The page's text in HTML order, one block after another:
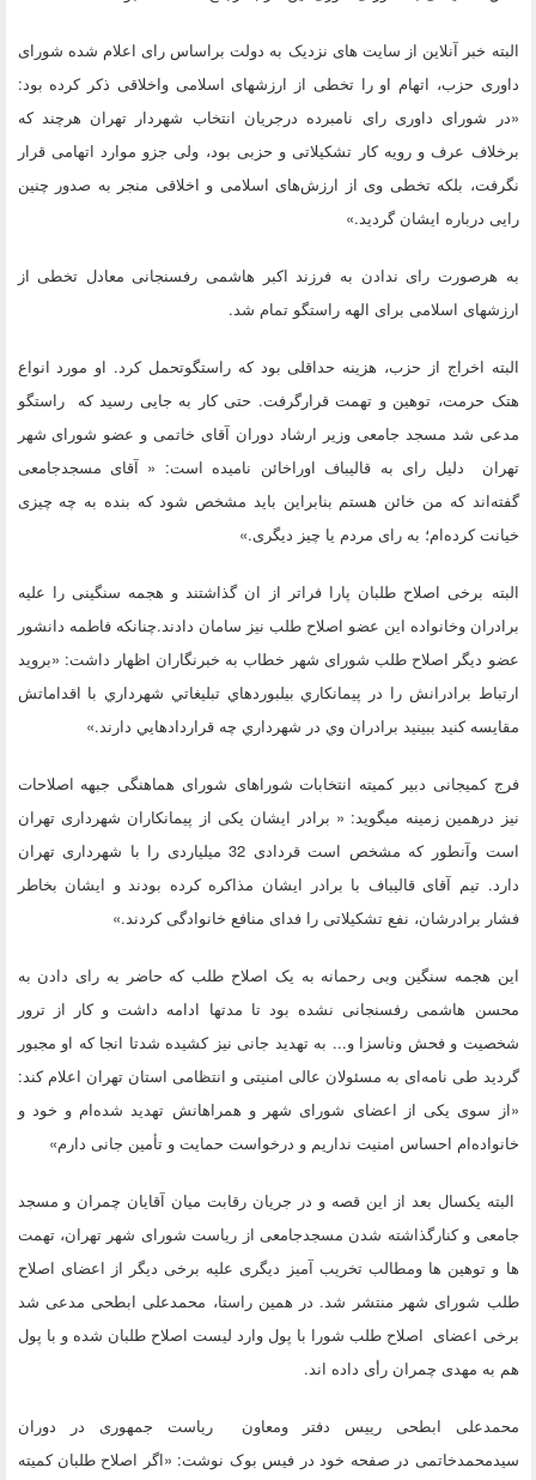
البته خبر آنلاین از سایت های نزدیک به دولت براساس رای اعلام شده شورای
داوری حزب، اتهام او را تخطی از ارزشهای اسلامی واخلاقی ذکر کرده بود:
«در شورای داوری رای نامبرده درجریان انتخاب شهردار تهران هرچند که
برخلاف عرف و رویه کار تشکیلاتی و حزبی بود، ولی جزو موارد اتهامی قرار
نگرفت، بلکه تخطی وی از ارزش‌های اسلامی و اخلاقی منجر به صدور چنین
رایی درباره ایشان گردید.»
به هرصورت رای ندادن به فرزند اکبر هاشمی رفسنجانی معادل تخطی از
ارزشهای اسلامی برای الهه راستگو تمام شد.
البته اخراج از حزب، هزینه حداقلی بود که راستگوتحمل کرد. او مورد انواع
هتک حرمت، توهین و تهمت قرارگرفت. حتی کار به جایی رسید که راستگو
مدعی شد مسجد جامعی وزیر ارشاد دوران آقای خاتمی و عضو شورای شهر
تهران دلیل رای به قالیباف اوراخائن نامیده است: « آقای مسجدجامعی
گفته‌اند که من خائن هستم بنابراین باید مشخص شود که بنده به چه چیزی
خیانت کرده‌ام؛ به رای مردم یا چیز دیگری.»
البته برخی اصلاح طلبان پارا فراتر از ان گذاشتند و هجمه سنگینی را علیه
برادران وخانواده این عضو اصلاح طلب نیز سامان دادند.چنانکه فاطمه دانشور
عضو دیگر اصلاح طلب شورای شهر خطاب به خبرنگاران اظهار داشت: «برويد
ارتباط برادرانش را در پيمانکاري بيلبوردهاي تبليغاتي شهرداري با اقداماتش
مقايسه کنيد ببينيد برادران وي در شهرداري چه قراردادهايي دارند.»
فرج کمیجانی دبیر کمیته انتخابات شوراهای شورای هماهنگی جبهه اصلاحات
نیز درهمین زمینه میگوید: « برادر ایشان یکی از پیمانکاران شهرداری تهران
است وآنطور که مشخص است قردادی 32 میلیاردی را با شهرداری تهران
دارد. تیم آقای قالیباف با برادر ایشان مذاکره کرده بودند و ایشان بخاطر
فشار برادرشان، نفع تشکیلاتی را فدای منافع خانوادگی کردند.»
این هجمه سنگین وبی رحمانه به یک اصلاح طلب که حاضر به رای دادن به
محسن هاشمی رفسنجانی نشده بود تا مدتها ادامه داشت و کار از ترور
شخصیت و فحش وناسزا و... به تهدید جانی نیز کشیده شدتا انجا که او مجبور
گردید طی نامه‌ای به مسئولان عالی امنیتی و انتظامی استان تهران اعلام کند:
«از سوی یکی از اعضای شورای شهر و همراهانش تهدید شده‌ام و خود و
خانواده‌ام احساس امنیت نداریم و درخواست حمایت و تأمین جانی دارم»
البته یکسال بعد از این قصه و در جریان رقابت میان آقایان چمران و مسجد
جامعی و کنارگذاشته شدن مسجدجامعی از ریاست شورای شهر تهران، تهمت
ها و توهین ها ومطالب تخریب آمیز دیگری علیه برخی دیگر از اعضای اصلاح
طلب شورای شهر منتشر شد. در همین راستا، محمدعلی ابطحی مدعی شد
برخی اعضای اصلاح طلب شورا با پول وارد لیست اصلاح طلبان شده و با پول
هم به مهدی چمران رأی داده اند.
محمدعلی ابطحی رییس دفتر ومعاون ریاست جمهوری در دوران
سیدمحمدخاتمی در صفحه خود در فیس بوک نوشت: «اگر اصلاح طلبان کمیته